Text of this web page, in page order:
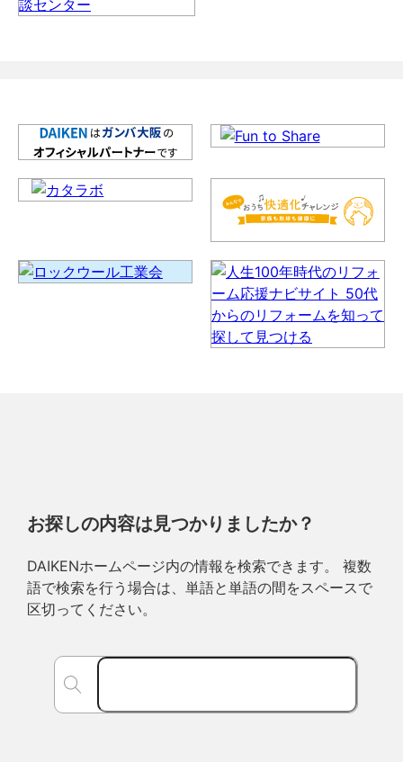
お探しの内容は見つかりましたか？
DAIKENホームページ内の情報を検索できます。 複数
語で検索を行う場合は、単語と単語の間をスペースで
区切ってください。